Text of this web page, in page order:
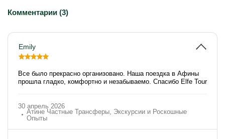
Комментарии (3)
Emily
Все было прекрасно организовано. Наша поездка в Афины
прошла гладко, комфортно и незабываемо. Спасибо Elfe Tour
30 апрель 2026
Атине Частные Трансферы, Экскурсии и Роскошные
Опыты